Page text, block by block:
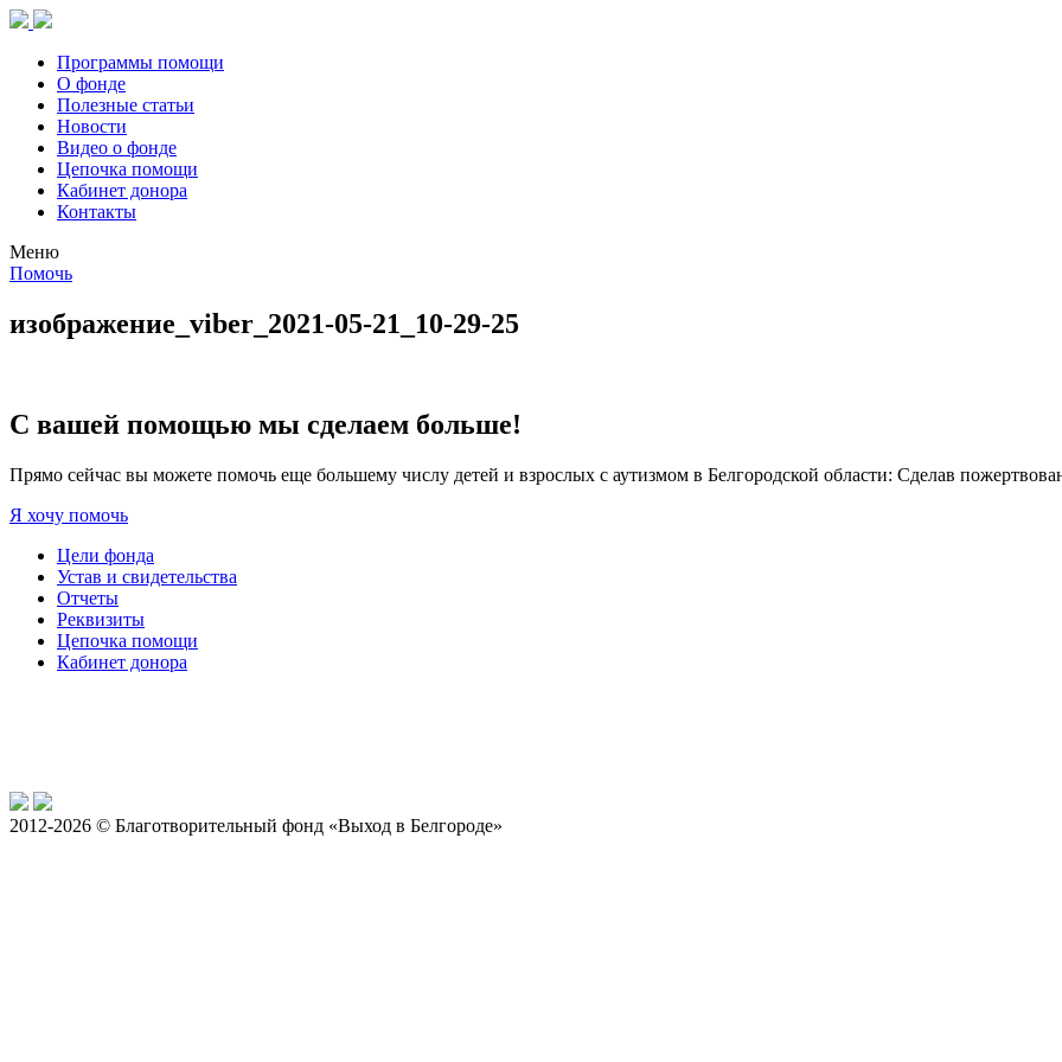
Программы помощи
О фонде
Полезные статьи
Новости
Видео о фонде
Цепочка помощи
Кабинет донора
Контакты
Меню
Помочь
изображение_viber_2021-05-21_10-29-25
С вашей помощью мы сделаем больше!
Прямо сейчас вы можете помочь еще большему числу детей и взрослых с аутизмом в Белгородской области: Сделав
Я хочу помочь
Цели фонда
Устав и свидетельства
Отчеты
Реквизиты
Цепочка помощи
Кабинет донора
2012-2026 © Благотворительный фонд «Выход в Белгороде»